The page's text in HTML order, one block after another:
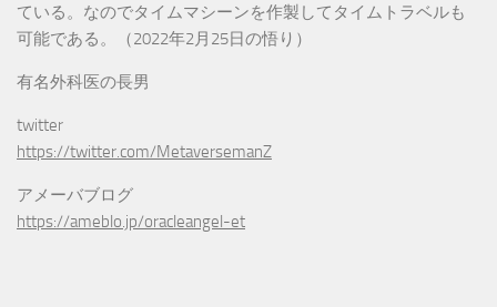
ている。なのでタイムマシーンを作製してタイムトラベルも
可能である。（2022年2月25日の悟り）
有名外科医の長男
twitter
https://twitter.com/MetaversemanZ
アメーバブログ
https://ameblo.jp/oracleangel-et